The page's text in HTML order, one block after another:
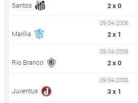
Santos 2 x 0
09/04/2006
Marília 2 x 1
09/04/2006
Rio Branco 2 x 0
09/04/2006
Juventus 3 x 1